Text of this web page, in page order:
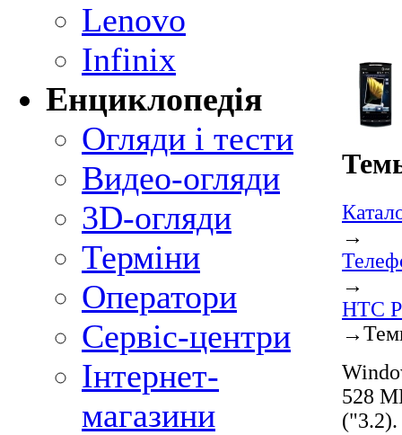
Lenovo
Infinix
Енциклопедія
Огляди і тести
Видео-огляди
3D-огляди
Терміни
Оператори
Сервіс-центри
Інтернет-
магазини
→
→
HTC
→
528